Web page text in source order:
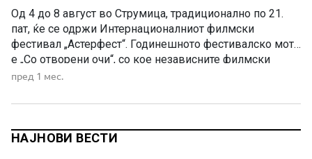
Од 4 до 8 август во Струмица, традиционално по 21.
пат, ќе се одржи Интернационалниот филмски
фестивал „Астерфест“. Годинешното фестивалско мото
е „Со отворени очи“, со кое независните филмски
автори симболично ја повикуваат публиката да го
приказни од различни краишта на светот. Фестивалот,
пред 1 мес.
НАЈНОВИ ВЕСТИ